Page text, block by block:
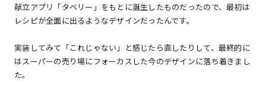
献立アプリ「タベリー」をもとに誕生したものだったので、最初は
レシピが全面に出るようなデザインだったんです。
実装してみて「これじゃない」と感じたら直したりして、最終的に
はスーパーの売り場にフォーカスした今のデザインに落ち着きまし
た。